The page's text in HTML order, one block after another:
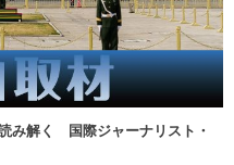
み解く 国際ジャーナリスト・